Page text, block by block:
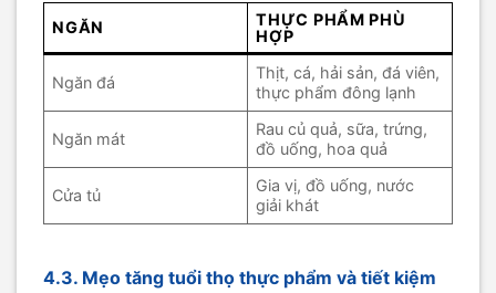
NGĂN
THỰC PHẨM PHÙ
HỢP
Ngăn đá
Thịt, cá, hải sản, đá viên,
thực phẩm đông lạnh
Ngăn mát
Rau củ quả, sữa, trứng,
đồ uống, hoa quả
Cửa tủ
Gia vị, đồ uống, nước
giải khát
4.3. Mẹo tăng tuổi thọ thực phẩm và tiết kiệm